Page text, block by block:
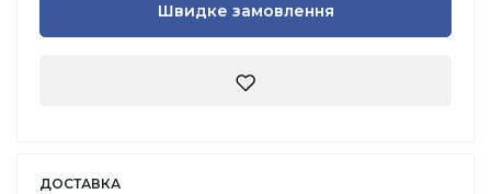
Швидке замовлення
ДОСТАВКА